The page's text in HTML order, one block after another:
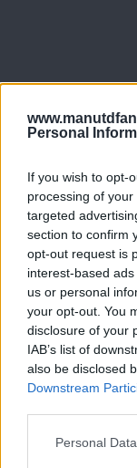
Personal
If you wish to opt-
processing of
targeted
section to confirm
opt-out request is
interest-based
us or personal
your opt-out. You
disclosure of your
IAB’s list of
also be disclosed
Downstream
Please note that
Personal
Meccs
Leeds
United
Croke Park, Dublin